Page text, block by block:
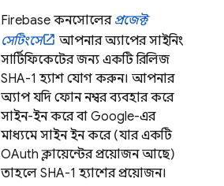
Firebase কনসোলের প্রজেক্ট
সেটিংসে
আপনার অ্যাপের সাইনিং
সার্টিফিকেটের জন্য একটি রিলিজ
SHA-1 হ্যাশ যোগ করুন। আপনার
অ্যাপ যদি ফোন নম্বর ব্যবহার করে
সাইন-ইন করে বা Google-এর
মাধ্যমে সাইন ইন করে (যার একটি
OAuth ক্লায়েন্টের প্রয়োজন আছে)
তাহলে SHA-1 হ্যাশের প্রয়োজন।